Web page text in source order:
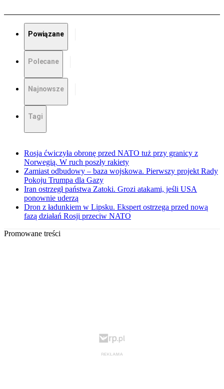
Powiązane
Polecane
Najnowsze
Tagi
Rosja ćwiczyła obronę przed NATO tuż przy granicy z
Norwegią. W ruch poszły rakiety
Zamiast odbudowy – baza wojskowa. Pierwszy projekt Rady
Pokoju Trumpa dla Gazy
Iran ostrzegł państwa Zatoki. Grozi atakami, jeśli USA
ponownie uderzą
Dron z ładunkiem w Lipsku. Ekspert ostrzega przed nową
fazą działań Rosji przeciw NATO
Promowane treści